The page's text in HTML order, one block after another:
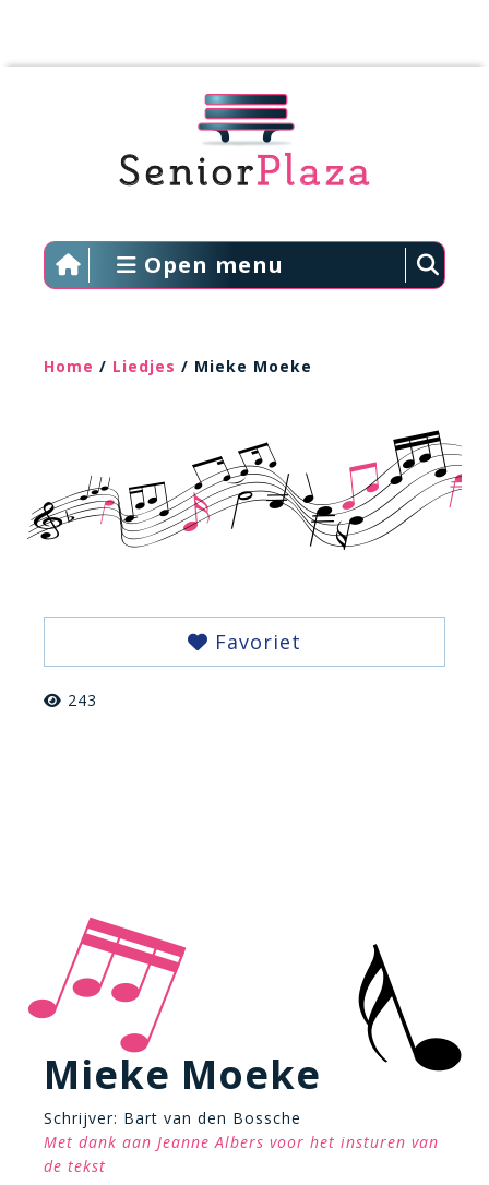
Open menu
Home / Liedjes / Mieke Moeke
Favoriet
243
Mieke Moeke
Schrijver: Bart van den Bossche
Met dank aan Jeanne Albers voor het insturen van
de tekst